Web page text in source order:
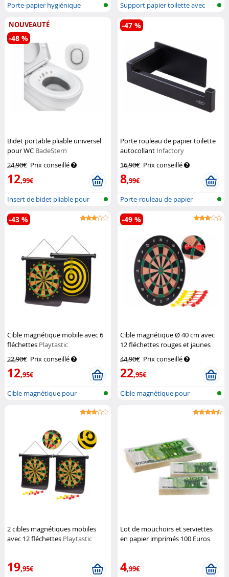
Porte-papier hygiénique
Support papier toilette avec
boîte...
NOUVEAUTÉ
Bidet portable pliable universel
pour WC BadeStern
24,90€ Prix conseillé
12,99€
-48 %
Insert de bidet pliable pour
toilet...
Porte rouleau de papier toilette
autocollant Infactory
16,90€ Prix conseillé
8,99€
-47 %
Porte-rouleau de papier
toilette, s...
Cible magnétique mobile avec 6
fléchettes Playtastic
22,90€ Prix conseillé
12,95€
-43 %
Cible magnétique pour
Cible magnétique Ø 40 cm avec
12 fléchettes rouges et jaunes
44,90€ Prix conseillé
22,95€
-49 %
Cible magnétique pour
2 cibles magnétiques mobiles
avec 12 fléchettes Playtastic
19,95€
Lot de mouchoirs et serviettes
en papier imprimés 100 Euros
4,99€